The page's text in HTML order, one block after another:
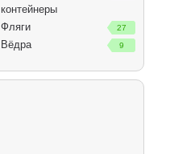
контейнеры
Фляги 27
Вёдра 9